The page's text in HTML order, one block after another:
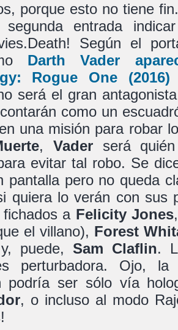
porque esto no tiene
entrada
Según el
Darth Vader
Rogue One
será el gran
como un
una misión para robar
, Vaderserá quién
evitar tal robo. Se
pantalla pero no queda
quiera lo verán con sus
a Felicity Jones
el villano), Forest
y, puede, Sam Claflin.
perturbadora. Ojo, la
podría ser sólo vía
, o incluso al modo